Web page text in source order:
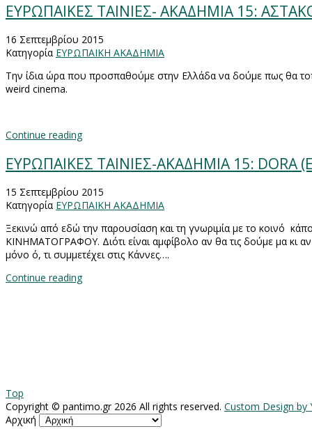
ΕΥΡΩΠΑΙΚΕΣ ΤΑΙΝΙΕΣ- ΑΚΑΔΗΜΙΑ 15:
16 Σεπτεμβρίου 2015
Κατηγορία ΕΥΡΩΠΑΙΚΗ ΑΚΑΔΗΜΙΑ
Την ίδια ώρα που προσπαθούμε στην Ελλάδα να δούμε πως θα
weird cinema.
Continue reading
ΕΥΡΩΠΑΙΚΕΣ ΤΑΙΝΙΕΣ-ΑΚΑΔΗΜΙΑ 15: DORA
15 Σεπτεμβρίου 2015
Κατηγορία ΕΥΡΩΠΑΙΚΗ ΑΚΑΔΗΜΙΑ
Ξεκινώ από εδώ την παρουσίαση και τη γνωριμία με το κοινό
ΚΙΝΗΜΑΤΟΓΡΑΦΟΥ. Διότι είναι αμφίβολο αν θα τις δούμε μα κι
μόνο ό, τι συμμετέχει στις Κάννες….
Continue reading
Top
Copyright © pantimo.gr2026 All rights reserved. Custom Design by
Αρχική